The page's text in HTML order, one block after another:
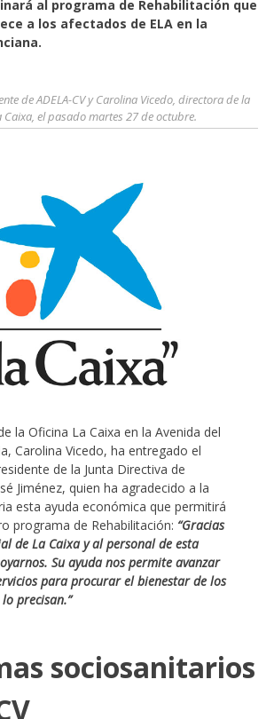
al programa de Rehabilitación que
a los afectados de ELA en la
de ADELA-CV y Carolina Vicedo, directora de la
Caixa, el pasado martes 27 de octubre.
la Oficina La Caixa en la Avenida del
Carolina Vicedo, ha entregado el
de la Junta Directiva de
Jiménez, quien ha agradecido a la
esta ayuda económica que permitirá
programa de Rehabilitación: “Gracias
de La Caixa y al personal de esta
Su ayuda nos permite avanzar
para procurar el bienestar de los
precisan.”
sociosanitarios